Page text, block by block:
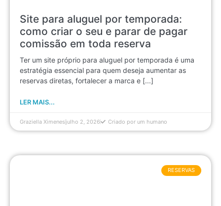
Site para aluguel por temporada:
como criar o seu e parar de pagar
comissão em toda reserva
Ter um site próprio para aluguel por temporada é uma
estratégia essencial para quem deseja aumentar as
reservas diretas, fortalecer a marca e [...]
LER MAIS...
Graziella Ximenes julho 2, 2026 Criado por um humano
RESERVAS